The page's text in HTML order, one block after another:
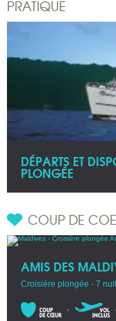
PRATIQUE
DÉPARTS ET
PLONGÉE
COUP DE
AMIS DES
Croisière plongée - 7